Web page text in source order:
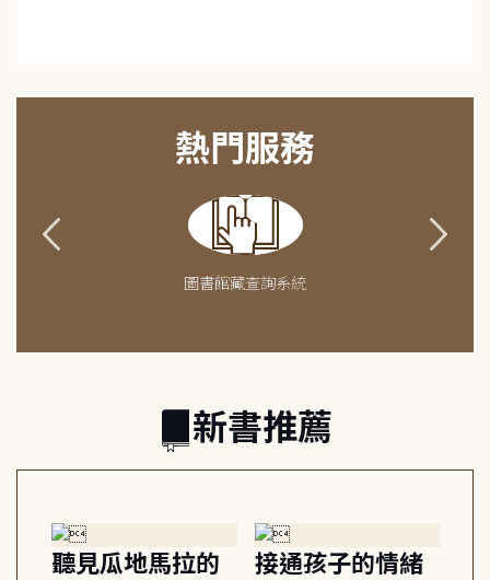
熱門服務
圖書館藏查詢系統
新書推薦
聽見瓜地馬拉的
接通孩子的情緒